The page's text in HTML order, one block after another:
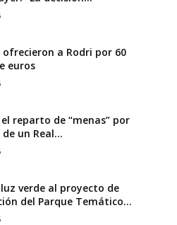
ofrecieron a Rodri por 60
euros
reparto de “menas” por
un Real...
verde al proyecto de
del Parque Temático...